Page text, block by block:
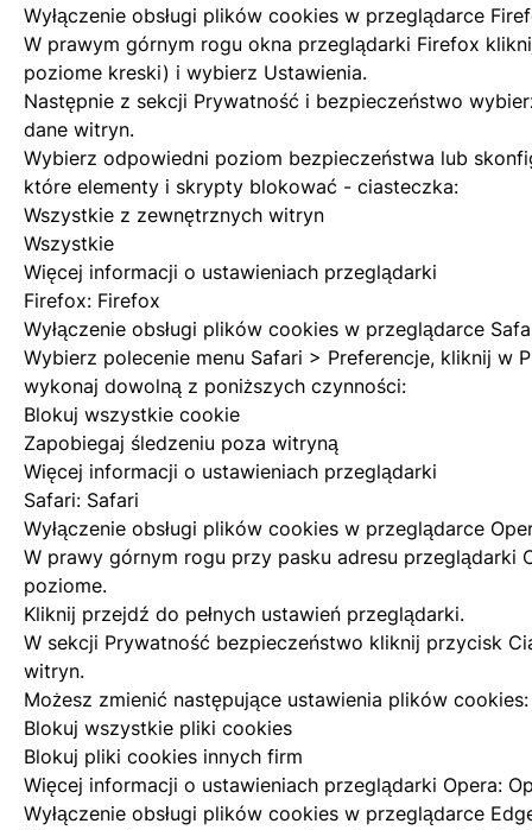
Wyłączenie obsługi plików cookies w przeglądarce
W prawym górnym rogu okna przeglądarki Firefox
poziome kreski) i wybierz Ustawienia.
Następnie z sekcji Prywatność i bezpieczeństwo
dane witryn.
Wybierz odpowiedni poziom bezpieczeństwa lub
które elementy i skrypty blokować - ciasteczka:
Wszystkie z zewnętrznych witryn
Wszystkie
Więcej informacji o ustawieniach przeglądarki
Firefox: Firefox
Wyłączenie obsługi plików cookies w przeglądarce
Wybierz polecenie menu Safari > Preferencje, kliknij w
wykonaj dowolną z poniższych czynności:
Blokuj wszystkie cookie
Zapobiegaj śledzeniu poza witryną
Więcej informacji o ustawieniach przeglądarki
Safari: Safari
Wyłączenie obsługi plików cookies w przeglądarce
W prawy górnym rogu przy pasku adresu przeglądarki
poziome.
Kliknij przejdź do pełnych ustawień przeglądarki.
W sekcji Prywatność bezpieczeństwo kliknij przycisk
witryn.
Możesz zmienić następujące ustawienia plików cookies:
Blokuj wszystkie pliki cookies
Blokuj pliki cookies innych firm
Więcej informacji o ustawieniach przeglądarki Opera:
Wyłączenie obsługi plików cookies w przeglądarce